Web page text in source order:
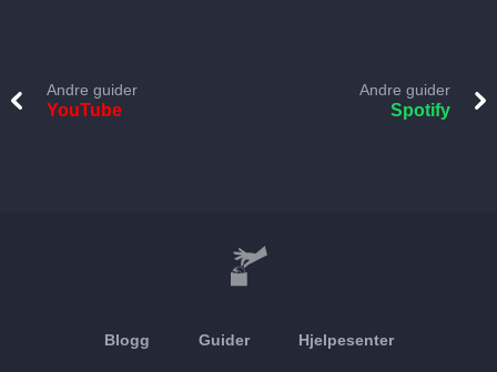
Andre guider
YouTube
Andre guider
Spotify
Blogg Guider Hjelpesenter